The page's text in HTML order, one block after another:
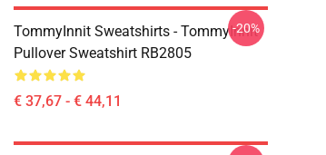
TommyInnit Sweatshirts - TommyInnit
Pullover Sweatshirt RB2805
€ 37,67 - € 44,11
-20%